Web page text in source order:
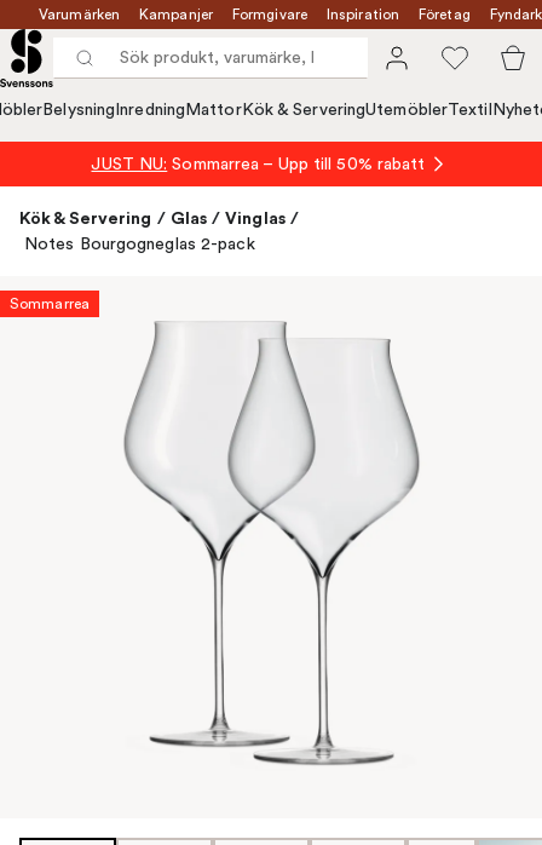
Varumärken Kampanjer Formgivare Inspiration Företag
Belysning Inredning MattorKök & ServeringUtemöblerTextil
JUST NU: Sommarrea – Upp till 50% rabatt
Kök & Servering / Glas / Vinglas /
Notes Bourgogneglas 2-pack
Sommarrea